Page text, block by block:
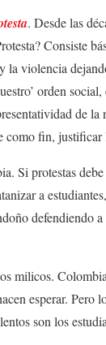
. Desde las
Consiste
violencia
orden
de
como fin,
Si protestas
a
defendiendo
milicos.
esperar. Pero
son los